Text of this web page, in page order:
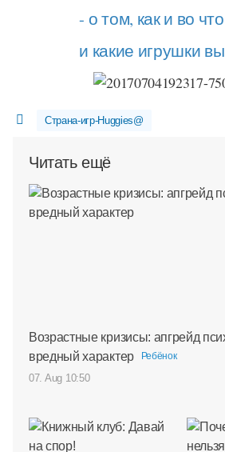
- о том, как и во
и какие игрушки
Страна-игр-Huggies@
Читать ещё
Возрастные кризисы: апгрейд
вредный характер
Ребёнок
07. Aug 10:50